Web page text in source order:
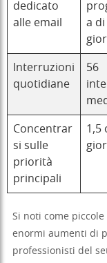
dedicato
alle email
a
Interruzioni
quotidiane
56
Concentrar
si sulle
priorità
principali
1,5
Si noti come
enormi aumenti di
professionisti del